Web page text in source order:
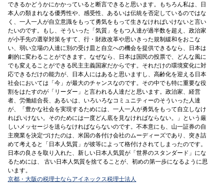
できるかどうかにかかっていると断言できると思います。もちろん私は、日
本人の類まれなる優秀性や、感受性、あるいは伝統を否定しているのではな
く、一人一人が自立意識をもって勇気をもって生きなければいけないと言い
たいのです。もし、そういった「気質」をもつ人達が過半数を超え、政治家
が小手先の選挙対策をすて、行・財政改革や思いきった規制緩和をおこな
い、弱い立場の人達に別の受け皿と自立への機会を提供できるなら、日本は
劇的に変わることができます。なぜなら、日本は国民の投票で、どんな風に
でも変えることができる民主主義国家だからです。それだけの環境変化に対
応できるだけの能力が、日本人にはあると思いますし、高齢化を迎える日本
社会においては「今」が最大のチャンスなのです。その中でも特に重要な役
割をはたすのが「リーダー」と言われる人達だと思います。政治家、経営
者、労働組合長、あるいは、いろいろなコミュニティーのそういった人達
が、「豊かな社会を実現するためには、一人一人が勇気をもって自立しなけ
ればいけない。そのためには一度どん底を見なければならない。」という厳
しいメッセージを送らなければならないのです。不本意にも、山一証券の自
主廃業を決定づけたのは、米国の各付け会社のムーディーズであり、突き詰
めて考えると「日本人気質」が彼等によって格付けされてしまったのです。
日本の良さを取り入れた、新しい日本人気質が「世界のスタンダード」にな
るためには、 古い日本人気質を捨てることが、初めの第一歩になるように思
います。
京都・大阪の税理士ならアイネックス税理士法人